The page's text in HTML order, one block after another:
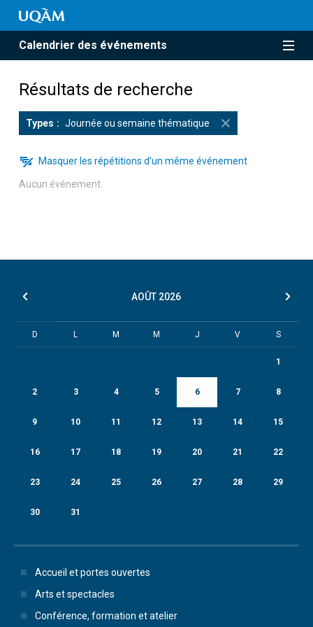
Calendrier des événements
Résultats de recherche
Types Journée ou semaine thématique
Masquer les répétitions d’un même événement
Aucun événement.
AOÛT 2026
D L M M J V S
1
2 3 4 5 6 7 8
9 10 11 12 13 14 15
16 17 18 19 20 21 22
23 24 25 26 27 28 29
30 31
Accueil et portes ouvertes
Arts et spectacles
Conférence, formation et atelier